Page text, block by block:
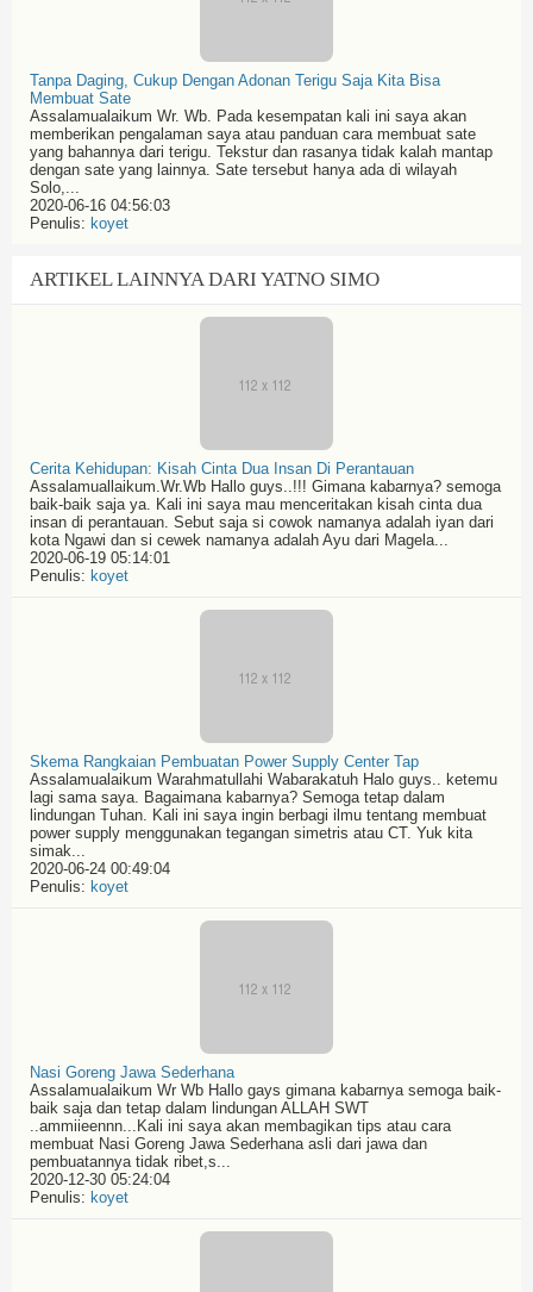
Tanpa Daging, Cukup Dengan Adonan Terigu Saja Kita Bisa
Membuat Sate
Assalamualaikum Wr. Wb. Pada kesempatan kali ini saya akan
memberikan pengalaman saya atau panduan cara membuat sate
yang bahannya dari terigu. Tekstur dan rasanya tidak kalah mantap
dengan sate yang lainnya. Sate tersebut hanya ada di wilayah
Solo,...
2020-06-16 04:56:03
Penulis: koyet
ARTIKEL LAINNYA DARI YATNO SIMO
Cerita Kehidupan: Kisah Cinta Dua Insan Di Perantauan
Assalamuallaikum.Wr.Wb Hallo guys..!!! Gimana kabarnya? semoga
baik-baik saja ya. Kali ini saya mau menceritakan kisah cinta dua
insan di perantauan. Sebut saja si cowok namanya adalah iyan dari
kota Ngawi dan si cewek namanya adalah Ayu dari Magela...
2020-06-19 05:14:01
Penulis: koyet
Skema Rangkaian Pembuatan Power Supply Center Tap
Assalamualaikum Warahmatullahi Wabarakatuh Halo guys.. ketemu
lagi sama saya. Bagaimana kabarnya? Semoga tetap dalam
lindungan Tuhan. Kali ini saya ingin berbagi ilmu tentang membuat
power supply menggunakan tegangan simetris atau CT. Yuk kita
simak...
2020-06-24 00:49:04
Penulis: koyet
Nasi Goreng Jawa Sederhana
Assalamualaikum Wr Wb Hallo gays gimana kabarnya semoga baik-
baik saja dan tetap dalam lindungan ALLAH SWT
..ammiieennn...Kali ini saya akan membagikan tips atau cara
membuat Nasi Goreng Jawa Sederhana asli dari jawa dan
pembuatannya tidak ribet,s...
2020-12-30 05:24:04
Penulis: koyet